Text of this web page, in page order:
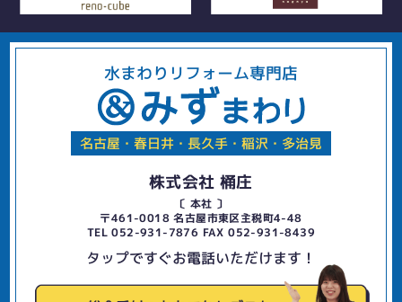
水まわりリフォーム専門店
名古屋・春日井・長久手・稲沢・多治見
株式会社 桶庄
〔 本社 〕
〒461-0018 名古屋市東区主税町4-48
TEL 052-931-7876 FAX 052-931-8439
タップですぐお電話いただけます！